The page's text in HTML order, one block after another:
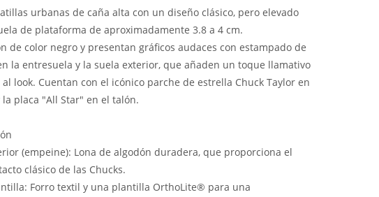
urbanas de caña alta con un diseño clásico, pero elevado
de plataforma de aproximadamente 3.8 a 4 cm.
de color negro y presentan gráficos audaces con estampado de
la entresuela y la suela exterior, que añaden un toque llamativo
look. Cuentan con el icónico parche de estrella Chuck Taylor en
placa "All Star" en el talón.
(empeine): Lona de algodón duradera, que proporciona el
clásico de las Chucks.
Forro textil y una plantilla OrthoLite® para una